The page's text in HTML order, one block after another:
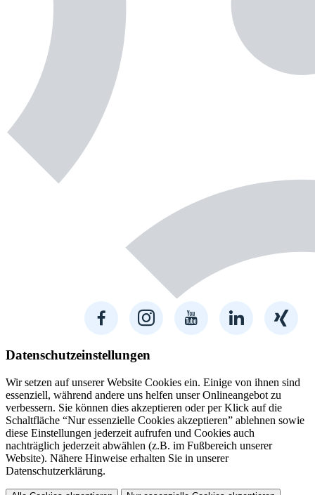
Datenschutzeinstellungen
Wir setzen auf unserer Website Cookies ein. Einige von ihnen sind
essenziell, während andere uns helfen unser Onlineangebot zu
verbessern. Sie können dies akzeptieren oder per Klick auf die
Schaltfläche “Nur essenzielle Cookies akzeptieren” ablehnen sowie
diese Einstellungen jederzeit aufrufen und Cookies auch
nachträglich jederzeit abwählen (z.B. im Fußbereich unserer
Website). Nähere Hinweise erhalten Sie in unserer
Datenschutzerklärung.